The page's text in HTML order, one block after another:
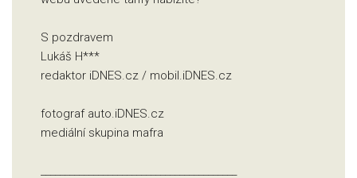
S pozdravem
Lukáš H***
redaktor iDNES.cz / mobil.iDNES.cz
fotograf auto.iDNES.cz
mediální skupina mafra